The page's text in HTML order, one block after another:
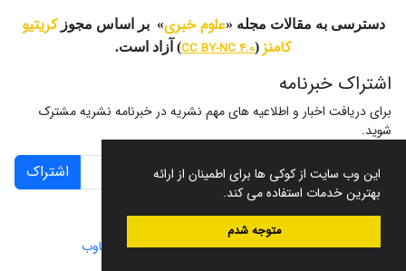
این وب سایت از کوکی ها برای اطمینان از ارائه
بهترین خدمات استفاده می کند.
متوجه شدم
دسترسی به مقالات مجله «علوم خبری» بر اساس مجوزکریتیو
کامنز (
CC BY-NC 4.0) آزاد است.
اشتراک خبرنامه
برای دریافت اخبار و اطلاعیه های مهم نشریه در خبرنامه نشریه مشترک
شوید.
اشتراک
سامانه مدیریت نشریات علمی.طراحی و پیاده سازی از سیناوب